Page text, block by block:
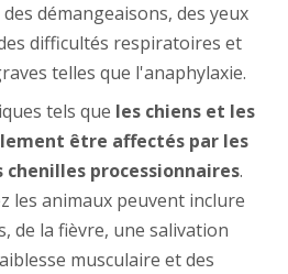
démangeaisons, des yeux
difficultés respiratoires et
telles que l'anaphylaxie.
tels que les chiens et les
être affectés par les
processionnaires.
les animaux peuvent inclure
de la fièvre, une salivation
musculaire et des